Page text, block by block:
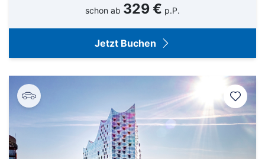
schon ab 329 € p.P.
Jetzt Buchen